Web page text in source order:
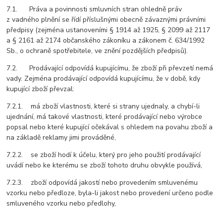
7.1. Práva a povinnosti smluvních stran ohledně práv
z vadného plnění se řídí příslušnými obecně závaznými právními
předpisy (zejména ustanoveními § 1914 až 1925, § 2099 až 2117
a § 2161 až 2174 občanského zákoníku a zákonem č. 634/1992
Sb., o ochraně spotřebitele, ve znění pozdějších předpisů).
7.2. Prodávající odpovídá kupujícímu, že zboží při převzetí nemá
vady. Zejména prodávající odpovídá kupujícímu, že v době, kdy
kupující zboží převzal:
7.2.1. má zboží vlastnosti, které si strany ujednaly, a chybí-li
ujednání, má takové vlastnosti, které prodávající nebo výrobce
popsal nebo které kupující očekával s ohledem na povahu zboží a
na základě reklamy jimi prováděné,
7.2.2. se zboží hodí k účelu, který pro jeho použití prodávající
uvádí nebo ke kterému se zboží tohoto druhu obvykle používá,
7.2.3. zboží odpovídá jakostí nebo provedením smluvenému
vzorku nebo předloze, byla-li jakost nebo provedení určeno podle
smluveného vzorku nebo předlohy,